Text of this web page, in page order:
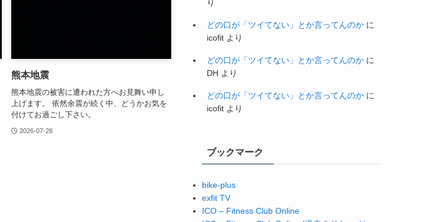
熊本地震
熊本地震の被害に遭われた方へお見舞い申し
上げます。 依然余震が続く中、どうかお気を
付けてお過ごし下さい。
2026-07-28
り
どの口が「ツイてない」とか言ってんのか に
icofit より
どの口が「ツイてない」とか言ってんのか に
DH より
どの口が「ツイてない」とか言ってんのか に
icofit より
ブックマーク
bike-plus
exfit TV
ICO – Fitness Club Online